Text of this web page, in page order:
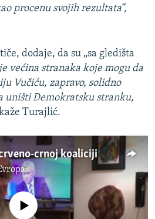
procenu svojih rezultata“,
dodaje, da su „sa gledišta
je većina stranaka koje mogu da
Vučiću, zapravo, solidno
uništi Demokratsku stranku,
Turajlić.
crnoj koaliciji
currently available